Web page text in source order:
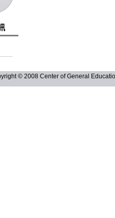
© 2008 Center of General